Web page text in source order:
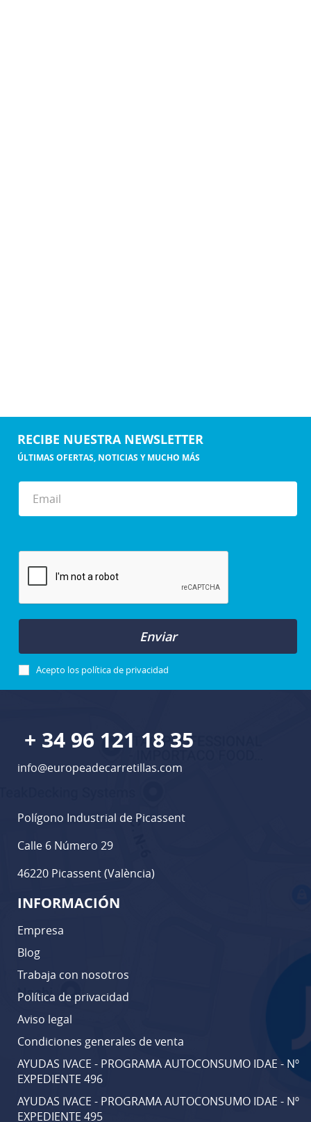
RECIBE NUESTRA NEWSLETTER
ÚLTIMAS OFERTAS, NOTICIAS Y MUCHO MÁS
Enviar
Acepto los política de privacidad
+ 34 96 121 18 35
info@europeadecarretillas.com
Polígono Industrial de Picassent
Calle 6 Número 29
46220 Picassent (València)
INFORMACIÓN
Empresa
Blog
Trabaja con nosotros
Política de privacidad
Aviso legal
Condiciones generales de venta
AYUDAS IVACE - PROGRAMA AUTOCONSUMO IDAE - Nº
EXPEDIENTE 496
AYUDAS IVACE - PROGRAMA AUTOCONSUMO IDAE - Nº
EXPEDIENTE 495